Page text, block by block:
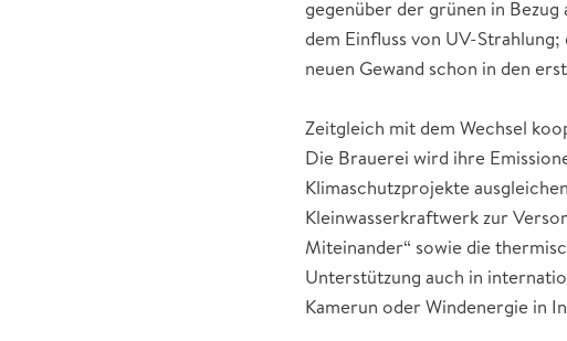
gegenüber der grünen in
dem Einfluss von UV-
neuen Gewand schon in den
Zeitgleich mit dem Wechsel
Die Brauerei wird ihre
Klimaschutzprojekte
Kleinwasserkraftwerk zur
Miteinander“ sowie die
Unterstützung auch in
Kamerun oder Windenergie in